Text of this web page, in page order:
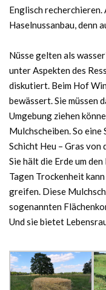
Englisch
Haselnussanbau, denn
Nüsse gelten als
unter Aspekten des
diskutiert. Beim Hof
bewässert. Sie müssen
Umgebung ziehen
Mulchscheiben. So eine
Schicht Heu – Gras von
Sie hält die Erde um
Tagen Trockenheit
greifen. Diese
sogenannten
Und sie bietet